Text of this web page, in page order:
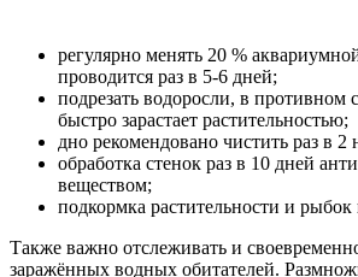
регулярно менять 20 %
проводится раз в 5-6 дней;
подрезать водоросли, в противном
быстро зарастает растительностью;
дно рекомендовано чистить раз в 2
обработка стенок раз в 10 дней
веществом;
подкормка растительности и
Также важно отслеживать и
заражённых водных обитателей.